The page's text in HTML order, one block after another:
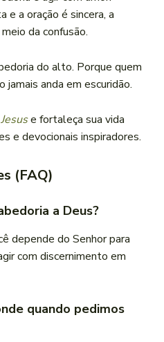
e a oração é sincera, a
da confusão.
do alto. Porque quem
jamais anda em escuridão.
e fortaleça sua vida
e devocionais inspiradores.
(FAQ)
a Deus?
depende do Senhor para
com discernimento em
quando pedimos